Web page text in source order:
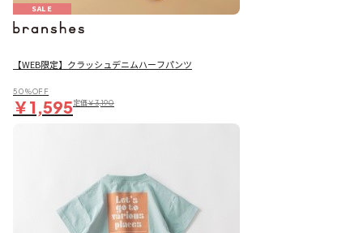
SALE
【WEB限定】クラッシュデニムハーフパンツ
50％OFF
￥1,595定価￥3,190